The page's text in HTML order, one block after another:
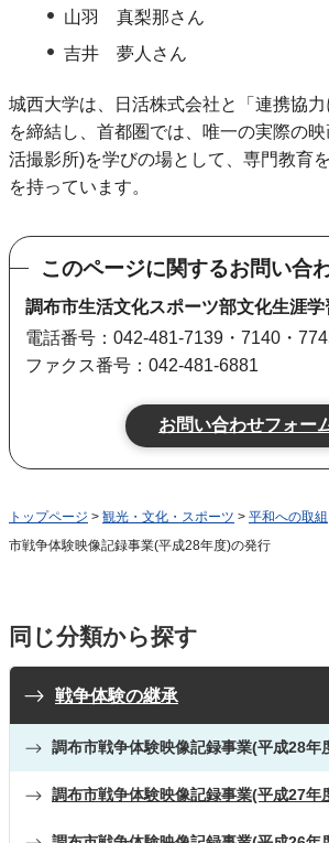
山羽 真梨那さん
吉井 夢人さん
城西大学は、日活株式会社と「連携協力
を締結し、首都圏では、唯一の実際の
活撮影所)を学びの場として、専門教育
を持っています。
このページに関するお問い合
調布市生活文化スポーツ部文化生涯
電話番号：042-481-7139・7140・
ファクス番号：042-481-6881
トップページ > 観光・文化・スポーツ > 平和への取組
市戦争体験映像記録事業(平成28年度)の発行
同じ分類から探す
戦争体験の継承
調布市戦争体験映像記録事業(平成28年
調布市戦争体験映像記録事業(平成27年